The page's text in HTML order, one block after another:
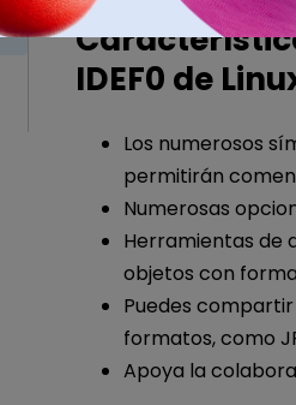
IDEF0 de
Los numerosos
permitirán
Numerosas
Herramientas de
objetos con
Puedes
formatos, como
Apoya la